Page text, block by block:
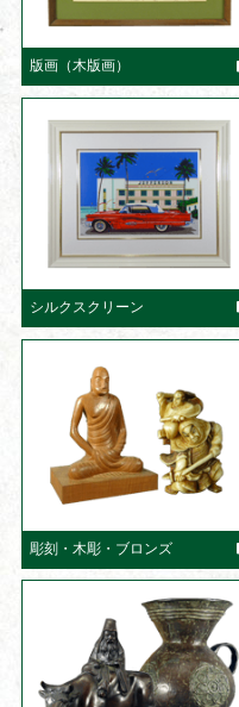
版画（木版画）
シルクスクリーン
彫刻・木彫・ブロンズ